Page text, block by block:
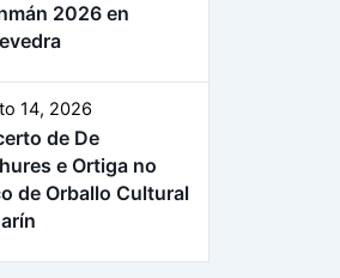
2026 en
14, 2026
de De
e Ortiga no
de Orballo Cultural